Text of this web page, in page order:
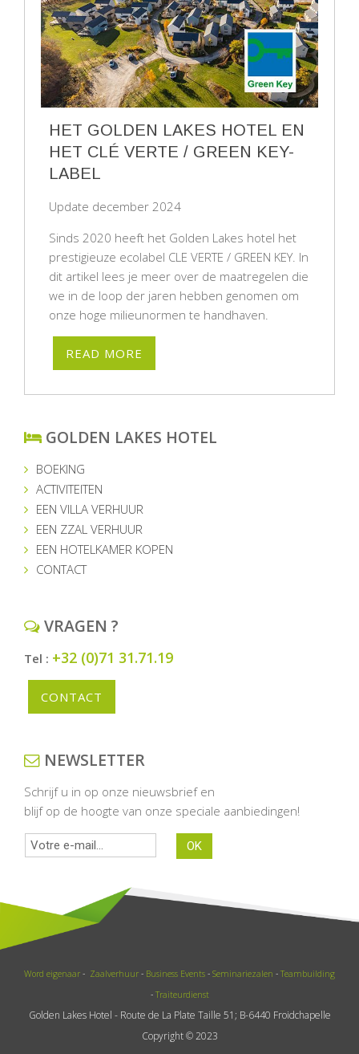
HET GOLDEN LAKES HOTEL EN
HET CLÉ VERTE / GREEN KEY-
LABEL
Update december 2024
Sinds 2020 heeft het Golden Lakes hotel het
prestigieuze ecolabel CLE VERTE / GREEN KEY. In
dit artikel lees je meer over de maatregelen die
we in de loop der jaren hebben genomen om
onze hoge milieunormen te handhaven.
READ MORE
GOLDEN LAKES HOTEL
BOEKING
ACTIVITEITEN
EEN VILLA VERHUUR
EEN ZZAL VERHUUR
EEN HOTELKAMER KOPEN
CONTACT
VRAGEN ?
Tel : +32 (0)71 31.71.19
CONTACT
NEWSLETTER
Schrijf u in op onze nieuwsbrief en
blijf op de hoogte van onze speciale aanbiedingen!
Word eigenaar - Zaalverhuur - Business Events - Seminariezalen - Teambuilding
- Traiteurdienst
Golden Lakes Hotel - Route de La Plate Taille 51; B-6440 Froidchapelle
Copyright © 2023